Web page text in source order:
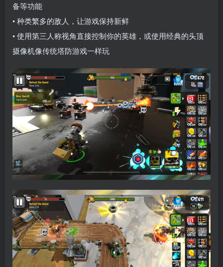
备等功能
• 种类繁多的敌人，让游戏保持新鲜
• 使用第三人称视角直接控制你的英雄，或使用经典的头顶
摄像机像传统塔防游戏一样玩